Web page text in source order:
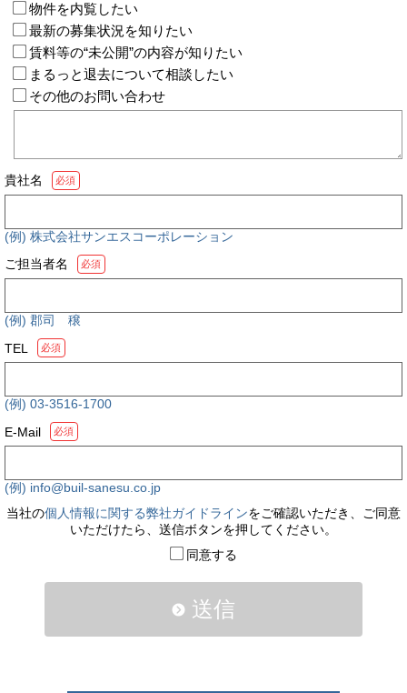
物件を内覧したい
最新の募集状況を知りたい
賃料等の“未公開”の内容が知りたい
まるっと退去について相談したい
その他のお問い合わせ
貴社名 必須
(例) 株式会社サンエスコーポレーション
ご担当者名
必須
(例) 郡司 穣
TEL
必須
(例) 03-3516-1700
E-Mail
必須
(例) info@buil-sanesu.co.jp
当社の個人情報に関する弊社ガイドラインをご確認いただき、ご同意
いただけたら、送信ボタンを押してください。
同意する
送信